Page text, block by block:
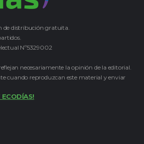
de distribución gratuita.
Nº5329002
necesariamente la opinión de la editorial.
cuando reproduzcan este material y enviar